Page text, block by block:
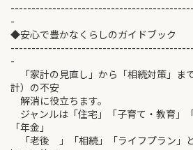
-
◆安心で豊かなくらしのガイドブック
-
「家計の見直し」から「相続対策」ま
計）の不安
解消に役立ちます。
ジャンルは「住宅」「子育て・教育」
「年金」
「老後 」「相続」「ライフプラン」